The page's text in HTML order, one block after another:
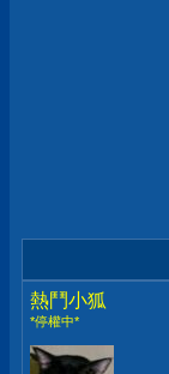
熱鬥小狐
*停權中*